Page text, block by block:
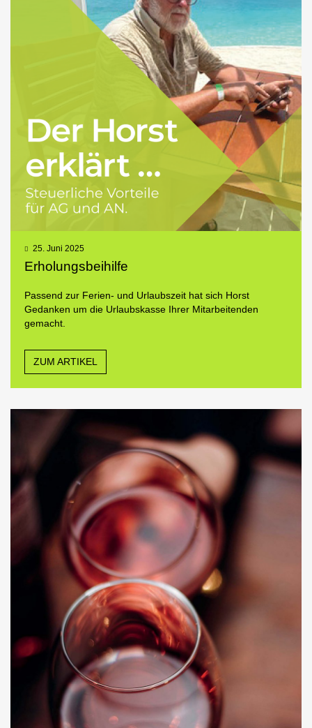
25. Juni 2025
Erholungsbeihilfe
Passend zur Ferien- und Urlaubszeit hat sich Horst
Gedanken um die Urlaubskasse Ihrer Mitarbeitenden
gemacht.
ZUM ARTIKEL